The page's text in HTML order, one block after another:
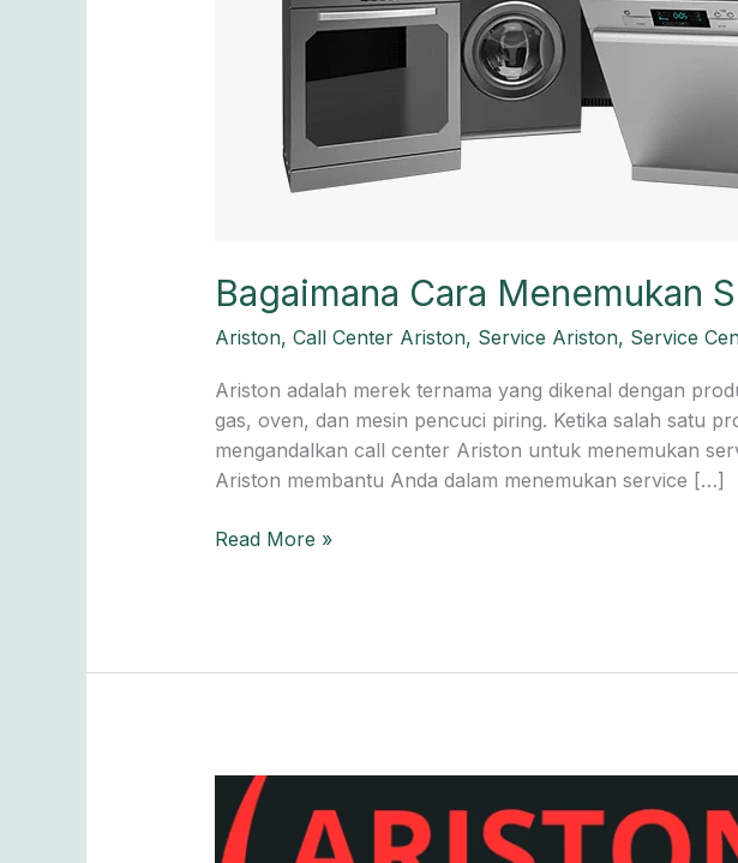
Bagaimana Cara Menemukan
Ariston, Call Center Ariston, Service Ariston, Service
Ariston adalah merek ternama yang dikenal dengan
gas, oven, dan mesin pencuci piring. Ketika salah satu
mengandalkan call center Ariston untuk menemukan
Ariston membantu Anda dalam menemukan service […]
Read More »
Cara
Mudah
Mengatur